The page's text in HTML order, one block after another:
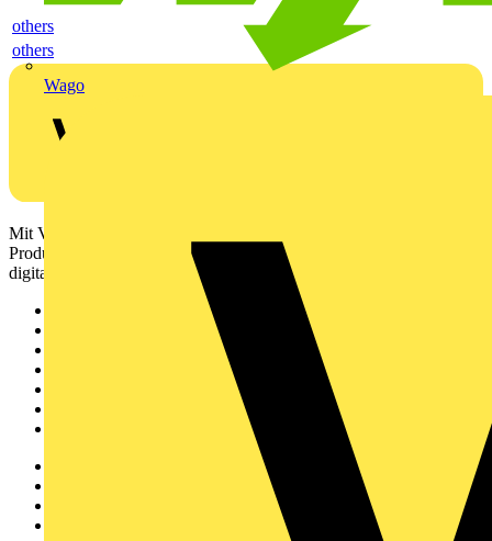
Wago
others
others
Mit Voltimum erhalten Elektrofachkräfte Zugang zu Branchennews,
Produktinformationen, Schulungen und Tools – alles auf einer
digitalen Plattform und Community.